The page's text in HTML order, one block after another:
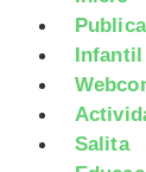
Infantil
Salita